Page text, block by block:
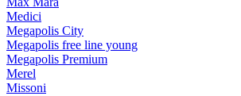
Medici
Megapolis City
Megapolis free line young
Megapolis Premium
Merel
Missoni